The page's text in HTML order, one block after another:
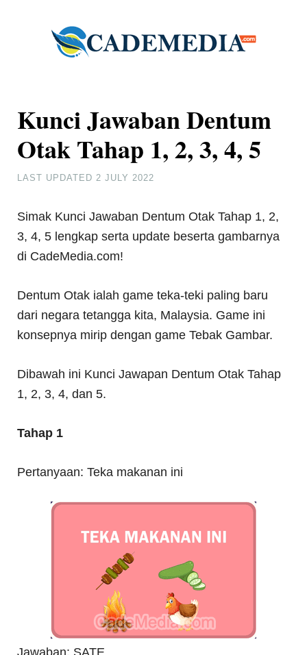
Kunci Jawaban Dentum
Otak Tahap 1, 2, 3, 4, 5
LAST UPDATED2 JULY 2022
Simak Kunci Jawaban Dentum Otak Tahap 1, 2,
3, 4, 5 lengkap serta update beserta gambarnya
di CadeMedia.com!
Dentum Otak ialah game teka-teki paling baru
dari negara tetangga kita, Malaysia. Game ini
konsepnya mirip dengan game Tebak Gambar.
Dibawah ini Kunci Jawapan Dentum Otak Tahap
1, 2, 3, 4, dan 5.
Tahap 1
Pertanyaan: Teka makanan ini